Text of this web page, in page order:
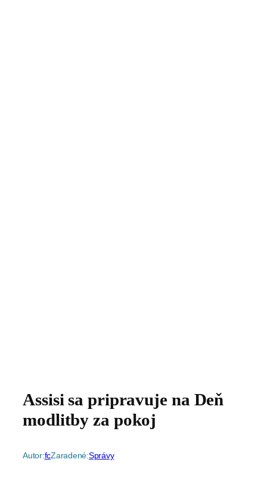
Assisi sa pripravuje na Deň
modlitby za pokoj
Autor:fcZaradené:Správy